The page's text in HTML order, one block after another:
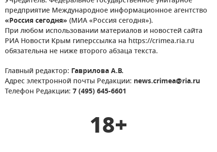
предприятие Международное информационное агентство
«Россия сегодня» (МИА «Россия сегодня»).
При любом использовании материалов и новостей сайта
РИА Новости Крым гиперссылка на https://crimea.ria.ru
обязательна не ниже второго абзаца текста.
Главный редактор: Гаврилова А.В.
Адрес электронной почты Редакции: news.crimea@ria.ru
Телефон Редакции: 7 (495) 645-6601
18+